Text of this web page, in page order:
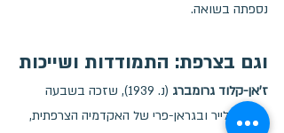
נספתה בשואה.
וגם בצרפת: התמודדות ושייכות
ז'אן-קלוד גרומברג
(נ. 1939), שזכה בשבעה
פרסי מולייר ובגראן-פרי של האקדמיה הצרפתית,